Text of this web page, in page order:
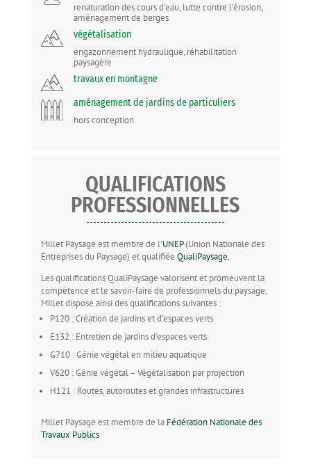
renaturation des cours d’eau, lutte contre l’érosion,
aménagement de berges
végétalisation
engazonnement hydraulique, réhabilitation
paysagère
travaux en montagne
aménagement de jardins de particuliers
hors conception
QUALIFICATIONS
PROFESSIONNELLES
Millet Paysage est membre de l’UNEP(Union Nationale des
Entreprises du Paysage) et qualifiéeQualiPaysage.
Les qualifications QualiPaysage valorisent et promeuvent la
compétence et le savoir-faire de professionnels du paysage,
Millet dispose ainsi des qualifications suivantes :
P120 : Création de jardins et d’espaces verts
E132 : Entretien de jardins d’espaces verts
G710 : Génie végétal en milieu aquatique
V620 : Génie végétal – Végétalisation par projection
H121 : Routes, autoroutes et grandes infrastructures
Millet Paysage est membre de la Fédération Nationale des
Travaux Publics